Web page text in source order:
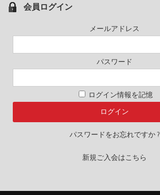
会員ログイン
メールアドレス
パスワード
ログイン情報を記憶
パスワードをお忘れですか ?
新規ご入会はこちら